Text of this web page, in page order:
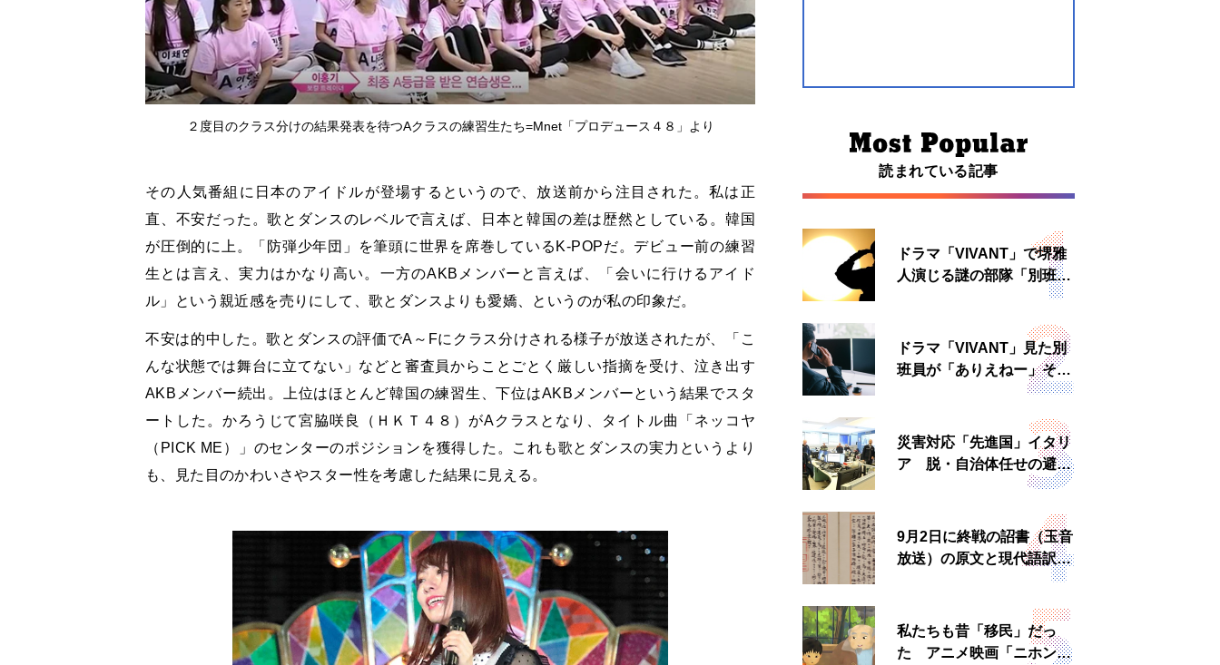
２度目のクラス分けの結果発表を待つAクラスの練習生たち=Mnet「プロデュース４８」より
その人気番組に日本のアイドルが登場するというので、放送前から注目された。私は正
直、不安だった。歌とダンスのレベルで言えば、日本と韓国の差は歴然としている。韓国
が圧倒的に上。「防弾少年団」を筆頭に世界を席巻しているK-POPだ。デビュー前の練習
生とは言え、実力はかなり高い。一方のAKBメンバーと言えば、「会いに行けるアイド
ル」という親近感を売りにして、歌とダンスよりも愛嬌、というのが私の印象だ。
不安は的中した。歌とダンスの評価でA～Fにクラス分けされる様子が放送されたが、「こ
んな状態では舞台に立てない」などと審査員からことごとく厳しい指摘を受け、泣き出す
AKBメンバー続出。上位はほとんど韓国の練習生、下位はAKBメンバーという結果でスタ
ートした。かろうじて宮脇咲良（ＨＫＴ４８）がAクラスとなり、タイトル曲「ネッコヤ
（PICK ME）」のセンターのポジションを獲得した。これも歌とダンスの実力というより
も、見た目のかわいさやスター性を考慮した結果に見える。
読まれている記事
ドラマ「VIVANT」で堺雅
人演じる謎の部隊「別班」
は実在する？内情知る人物
ドラマ「VIVANT」見た別
班員が「ありえねー」その
理由とは 非公然組織ゆえ
災害対応「先進国」イタリ
ア 脱・自治体任せの避難
所運営、被災者への温かい
9月2日に終戦の詔書（玉音
放送）の原文と現代語訳を
読む もう一つの「終戦の
私たちも昔「移民」だっ
た アニメ映画「ニホンジ